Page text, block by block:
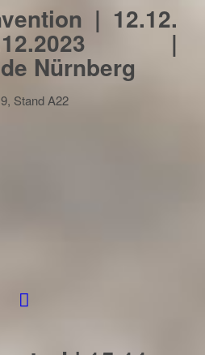
| 12.12.
|
Nürnberg
Stand A22